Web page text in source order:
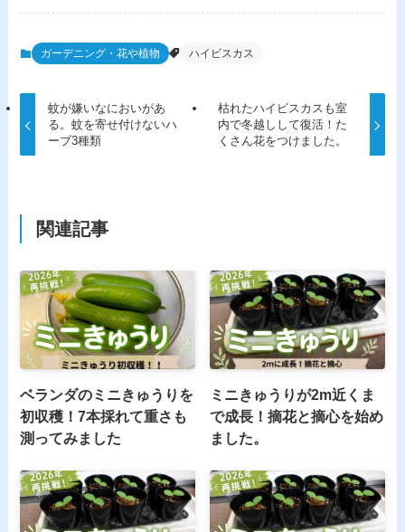
ガーデニング・花や植物 ハイビスカス
蚊が嫌いなにおいがあ
る。蚊を寄せ付けないハ
ーブ3種類
枯れたハイビスカスも室
内で冬越しして復活！た
くさん花をつけました。
関連記事
ベランダのミニきゅうりを
初収穫！7本採れて重さも
測ってみました
ミニきゅうりが2m近くま
で成長！摘花と摘心を始め
ました。